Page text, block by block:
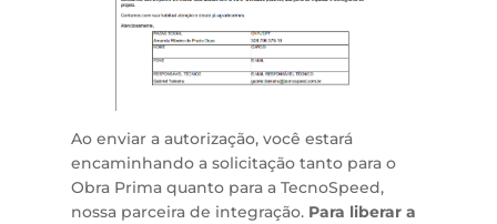
Ao enviar a autorização, você estará
encaminhando a solicitação tanto para o
Obra Prima quanto para a TecnoSpeed,
nossa parceira de integração. Para liberar a